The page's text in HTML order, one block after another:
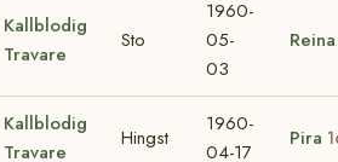
Kallblodig
Travare
Sto
1960-
05-
03
Reina
Kallblodig
Travare
Hingst
1960-
04-17
Pira